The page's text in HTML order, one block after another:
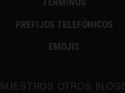
PREFIJOS TELEFÓNICOS
EMOJIS
NUESTROS OTROS